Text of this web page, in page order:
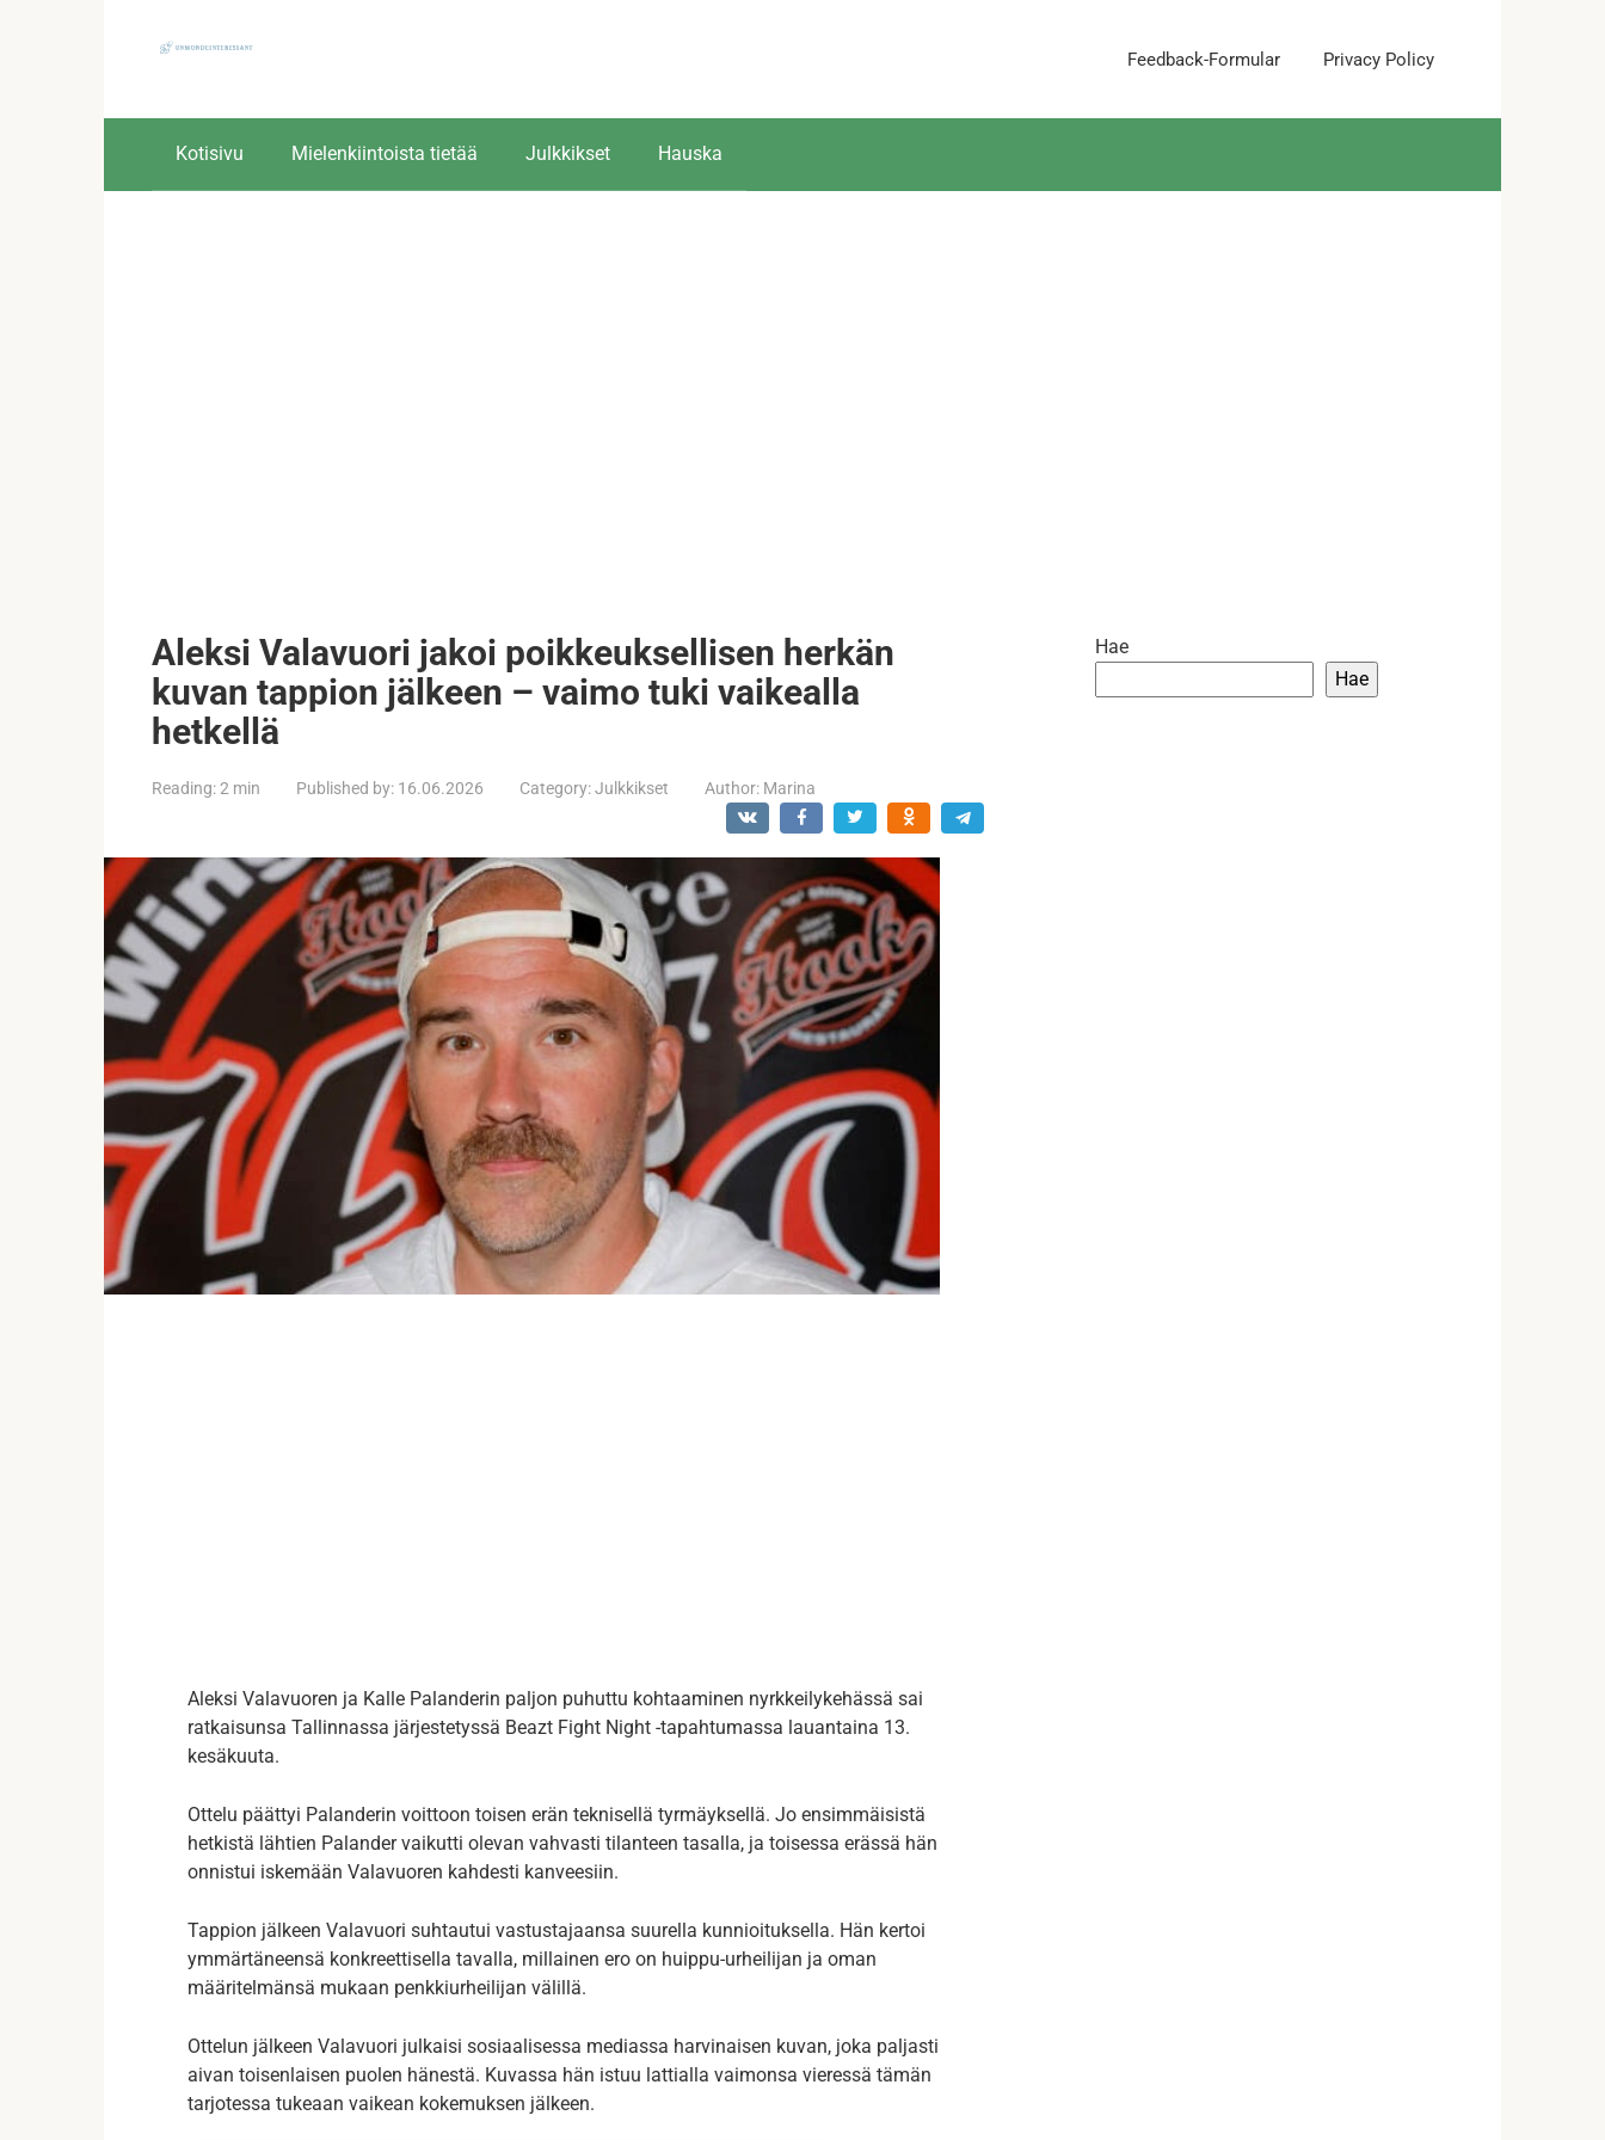
Feedback-Formular Privacy Policy
Kotisivu Mielenkiintoista tietää Julkkikset Hauska
Aleksi Valavuori jakoi poikkeuksellisen herkän
kuvan tappion jälkeen – vaimo tuki vaikealla
hetkellä
Reading:2 min Published by: 16.06.2026 Category:Julkkikset Author: Marina
Aleksi Valavuoren ja Kalle Palanderin paljon puhuttu kohtaaminen nyrkkeilykehässä sai
ratkaisunsa Tallinnassa järjestetyssä Beazt Fight Night -tapahtumassa lauantaina 13.
kesäkuuta.
Ottelu päättyi Palanderin voittoon toisen erän teknisellä tyrmäyksellä. Jo ensimmäisistä
hetkistä lähtien Palander vaikutti olevan vahvasti tilanteen tasalla, ja toisessa erässä hän
onnistui iskemään Valavuoren kahdesti kanveesiin.
Tappion jälkeen Valavuori suhtautui vastustajaansa suurella kunnioituksella. Hän kertoi
ymmärtäneensä konkreettisella tavalla, millainen ero on huippu-urheilijan ja oman
määritelmänsä mukaan penkkiurheilijan välillä.
Ottelun jälkeen Valavuori julkaisi sosiaalisessa mediassa harvinaisen kuvan, joka paljasti
aivan toisenlaisen puolen hänestä. Kuvassa hän istuu lattialla vaimonsa vieressä tämän
tarjotessa tukeaan vaikean kokemuksen jälkeen.
Hae
Hae